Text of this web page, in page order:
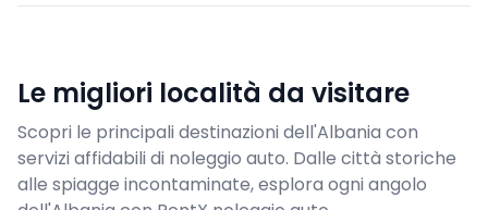
Le migliori località da visitare
Scopri le principali destinazioni dell'Albania con
servizi affidabili di noleggio auto. Dalle città storiche
alle spiagge incontaminate, esplora ogni angolo